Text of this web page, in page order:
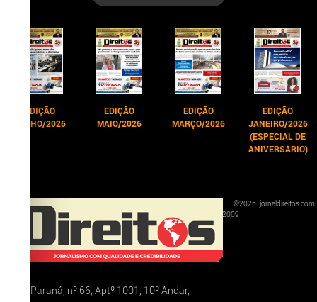
EDIÇÃO
JUNHO/2026
EDIÇÃO
MAIO/2026
EDIÇÃO
MARÇO/2026
EDIÇÃO
JANEIRO/2026
(ESPECIAL DE
ANIVERSÁRIO)
Rua Paraná, nº 66, Aptº 1001, 10º Andar,
©
2009
-
2026 jornaldireitos.com